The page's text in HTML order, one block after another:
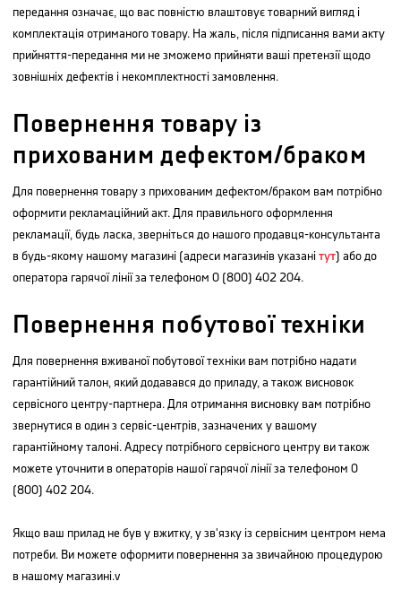
передання означає, що вас повністю влаштовує товарний вигляд і
комплектація отриманого товару. На жаль, після підписання вами акту
прийняття-передання ми не зможемо прийняти ваші претензії щодо
зовнішніх дефектів і некомплектності замовлення.
Повернення товару із
прихованим дефектом/браком
Для повернення товару з прихованим дефектом/браком вам потрібно
оформити рекламаційний акт. Для правильного оформлення
рекламації, будь ласка, зверніться до нашого продавця-консультанта
в будь-якому нашому магазині (адреси магазинів указані тут) або до
оператора гарячої лінії за телефоном 0 (800) 402 204.
Повернення побутової техніки
Для повернення вживаної побутової техніки вам потрібно надати
гарантійний талон, який додавався до приладу, а також висновок
сервісного центру-партнера. Для отримання висновку вам потрібно
звернутися в один з сервіс-центрів, зазначених у вашому
гарантійному талоні. Адресу потрібного сервісного центру ви також
можете уточнити в операторів нашої гарячої лінії за телефоном 0
(800) 402 204.
Якщо ваш прилад не був у вжитку, у зв'язку із сервісним центром нема
потреби. Ви можете оформити повернення за звичайною процедурою
в нашому магазині.v